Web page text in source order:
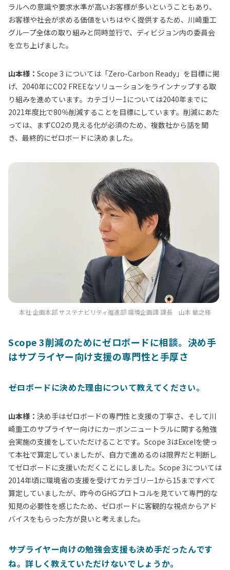
ラルへの意識や要求水準が高いお客様が多いということもあり、
お客様や社会が求める価値をいちはやく提供するため、川崎重工
グループ全体の取り組みと同時並行で、ディビジョン内の委員会
を立ち上げました。
山本様： Scope 3 については「Zero-Carbon Ready」を目標に掲
げ、2040年にCO2 FREEなソリューションをラインナップする取
り組みを進めています。カテゴリー1については2040年までに
2021年度比で80％削減することを目標にしています。削減にあた
っては、まずCO2の見える化が必須のため、複数社から話を聞
き、最終的にゼロボードに決めました。
本社 企画本部 サステナビリティ推進部 環境企画課 課長 山本 敏之様
Scope 3削減のためにゼロボードに相談。決め手
はサプライヤー向け支援の専門性と手厚さ
――ゼロボードに決めた理由について教えてください。
山本様： 決め手はゼロボードの専門性と支援の丁寧さ、そして川
崎重工のサプライヤー向けにカーボンニュートラルに関する勉強
会実施の支援をしていただけることです。Scope 3はExcelを使っ
て本社で算定していましたが、自力で進めるのは限界だと判断し
てゼロボードに支援いただくことにしました。Scope 3については
2014年頃に環境省の支援を受けてカテゴリー1から15まですべて
算定していましたが、昨今のGHGプロトコルを見ていて専門的な
知見の必要性を感じたため、ゼロボードに客観的な視点からアド
バイスをもらった方が良いと考えました。
――サプライヤー向けの勉強会支援も決め手だったんです
ね。詳しく教えていただけないでしょうか。